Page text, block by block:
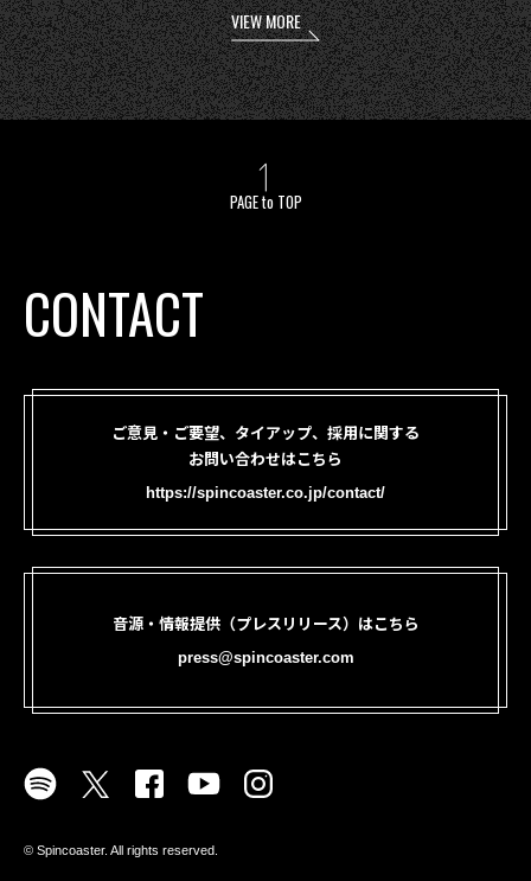
VIEW MORE
PAGE to TOP
CONTACT
ご意見・ご要望、タイアップ、採用に関する
お問い合わせはこちら
https://spincoaster.co.jp/contact/
音源・情報提供（プレスリリース）はこちら
press@spincoaster.com
©︎ Spincoaster. All rights reserved.